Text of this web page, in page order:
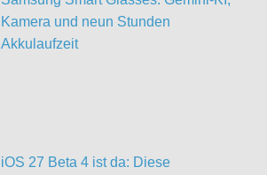
Kamera und neun Stunden
Akkulaufzeit
iOS 27 Beta 4 ist da: Diese